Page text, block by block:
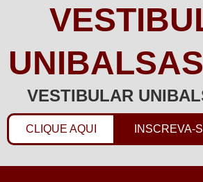
VESTIBULAR
CLIQUE AQUI INSCREVA-